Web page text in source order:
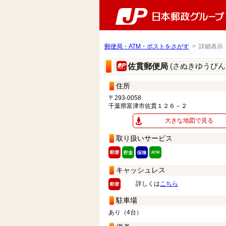
郵便局・ATM・ポストをさがす > 詳細表示
佐貫郵便局 (さぬきゆうび
住所
〒293-0058
千葉県富津市佐貫１２６－２
大きな地図で見る
取り扱いサービス
キャッシュレス
詳しくはこちら
駐車場
あり（4台）